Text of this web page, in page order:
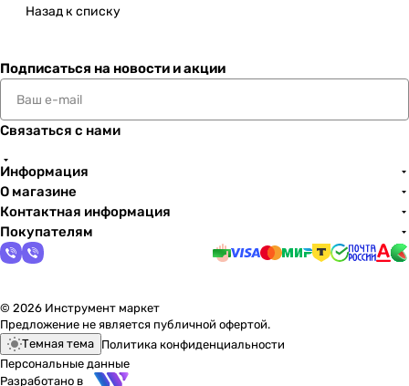
Назад к списку
Подписаться на новости и акции
Связаться с нами
Информация
О магазине
Контактная информация
Покупателям
© 2026 Инструмент маркет
Предложение не является публичной офертой.
Темная тема Политика конфиденциальности
Персональные данные
Разработано в